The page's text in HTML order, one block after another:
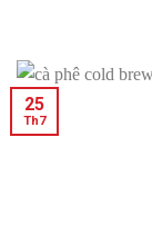
25
Th7